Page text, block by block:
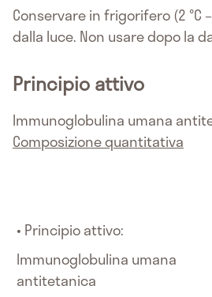
Conservare in frigorifero (2 °C
dalla luce. Non usare dopo la
Principio attivo
Immunoglobulina umana
Composizione quantitativa
• Principio attivo:
Immunoglobulina umana
antitetanica